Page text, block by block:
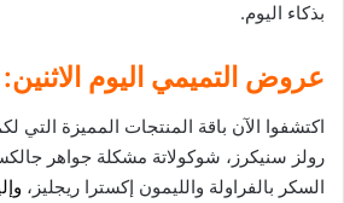
بذكاء اليوم.
عروض التميمي اليوم الاثنين:
اكتشفوا الآن باقة المنتجات المميزة التي
رولز سنيكرز، شوكولاتة مشكلة جواهر
السكر بالفراولة والليمون إكسترا ريجليز،